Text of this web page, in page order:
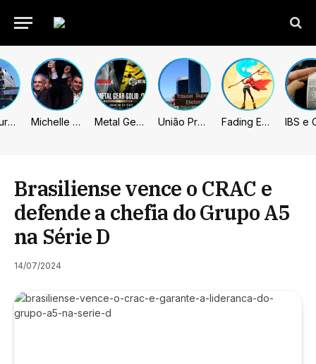
Prefeitura de Sumaré inaugura nova subsede da GCM na Área Cura Michelle celebra vice de Flávio: “Que chapa possa ser vitoriosa” Metal Gear Solid: Master Collection 2 terá legendas e menus em portugues União Progressista e PL terão mais tempo de propaganda eleitoral Fading Echo – Review
Brasiliense vence o CRAC e
defende a chefia do Grupo A5
na Série D
14/07/2024